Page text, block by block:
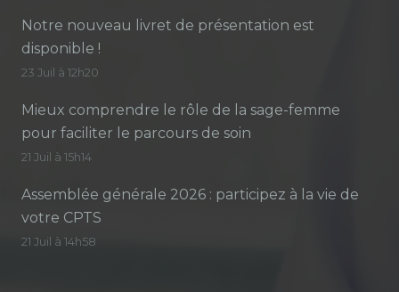
Notre nouveau livret de présentation est
disponible !
23 Juil à 12h20
Mieux comprendre le rôle de la sage-femme
pour faciliter le parcours de soin
21 Juil à 15h14
Assemblée générale 2026 : participez à la vie de
votre CPTS
21 Juil à 14h58